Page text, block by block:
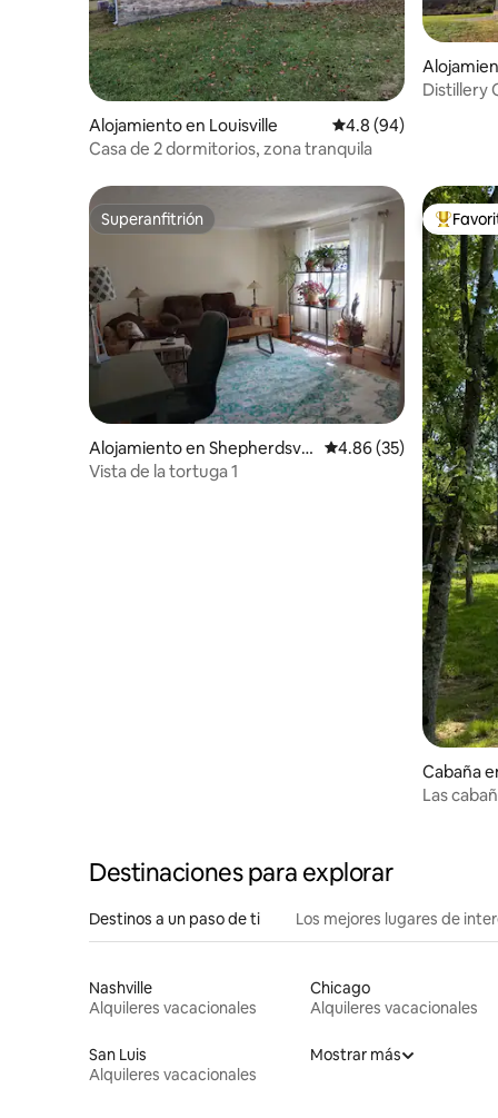
Alojamiento en Louisville Calificación
4.8 (94)
Casa de 2 dormitorios, zona tranquila
Distillery
Superanfitrión
Superanfitrión
Alojamiento en Shepherdsvill
e
Calificación
4.86 (35)
Vista de la tortuga 1
Cabaña
Las
Destinaciones para explorar
Destinos a un paso de ti Los mejores lugares de
Nashville
Alquileres vacacionales
Chicago
Alquileres vacacionales
San Luis
Alquileres vacacionales
Mostrar más